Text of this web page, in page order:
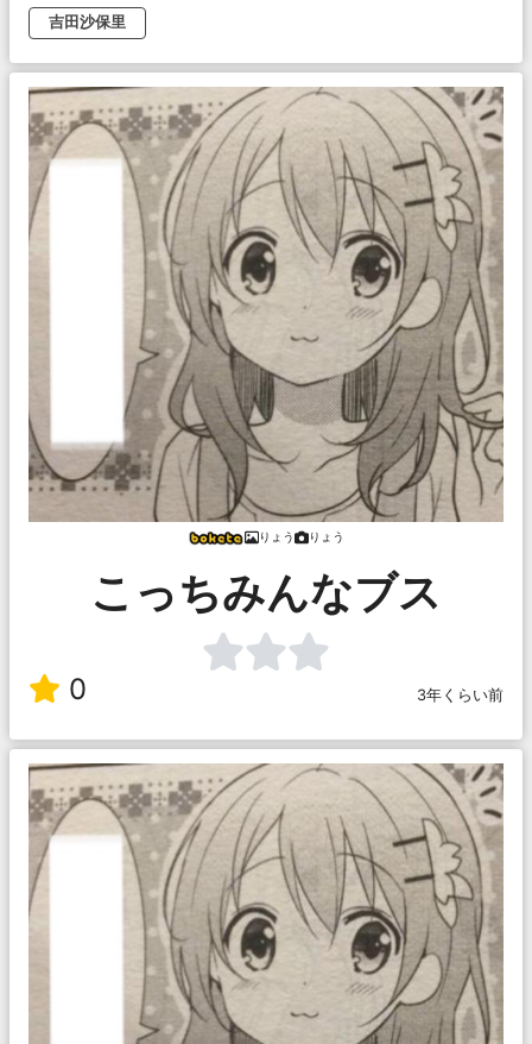
吉田沙保里
りょう りょう
こっちみんなブス
0 3年くらい前